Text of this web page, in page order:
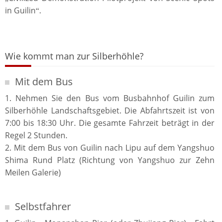
in Guilin“.
Wie kommt man zur Silberhöhle?
Mit dem Bus
1. Nehmen Sie den Bus vom Busbahnhof Guilin zum
Silberhöhle Landschaftsgebiet. Die Abfahrtszeit ist von
7:00 bis 18:30 Uhr. Die gesamte Fahrzeit beträgt in der
Regel 2 Stunden.
2. Mit dem Bus von Guilin nach Lipu auf dem Yangshuo
Shima Rund Platz (Richtung von Yangshuo zur Zehn
Meilen Galerie)
Selbstfahrer